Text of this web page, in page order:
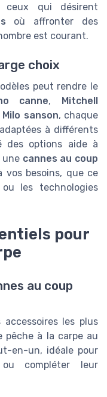
ceux qui désirent
où affronter des
est courant.
choix
peut rendre le
canne, Mitchell
Milo sanson, chaque
à différents
des options aide à
une cannes au coup
vos besoins, que ce
les technologies
pour
au coup
les plus
pêche à la carpe au
en-un, idéale pour
compléter leur